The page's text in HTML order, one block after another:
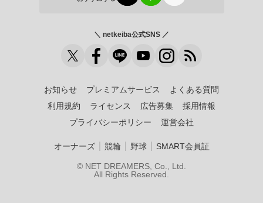
＼ netkeiba公式SNS ／
お知らせ プレミアムサービス
よくある質問
利用規約
ライセンス 広告募集
採用情報
プライバシーポリシー
運営会社
オーナーズ｜ 競輪 野球｜ SMART会員証
© NET DREAMERS, Co., Ltd.
All Rights Reserved.